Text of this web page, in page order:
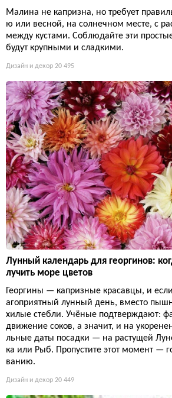
Малина не капризна, но требует
ю или весной, на солнечном месте, с
между кустами. Соблюдайте эти
будут крупными и сладкими.
Дизайн и декор 20 495
Лунный календарь для георгинов:
лучить море цветов
Георгины — капризные красавцы, и
агоприятный лунный день, вместо
хилые стебли. Учёные подтверждают:
движение соков, а значит, и на
льные даты посадки — на растущей
ка или Рыб. Пропустите этот момент —
ванию.
Дизайн и декор 20 449